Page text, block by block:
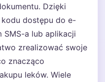
Dzięki
dostępu do e-
SMS-a lub aplikacji
zrealizować swoje
znacząco
leków. Wiele